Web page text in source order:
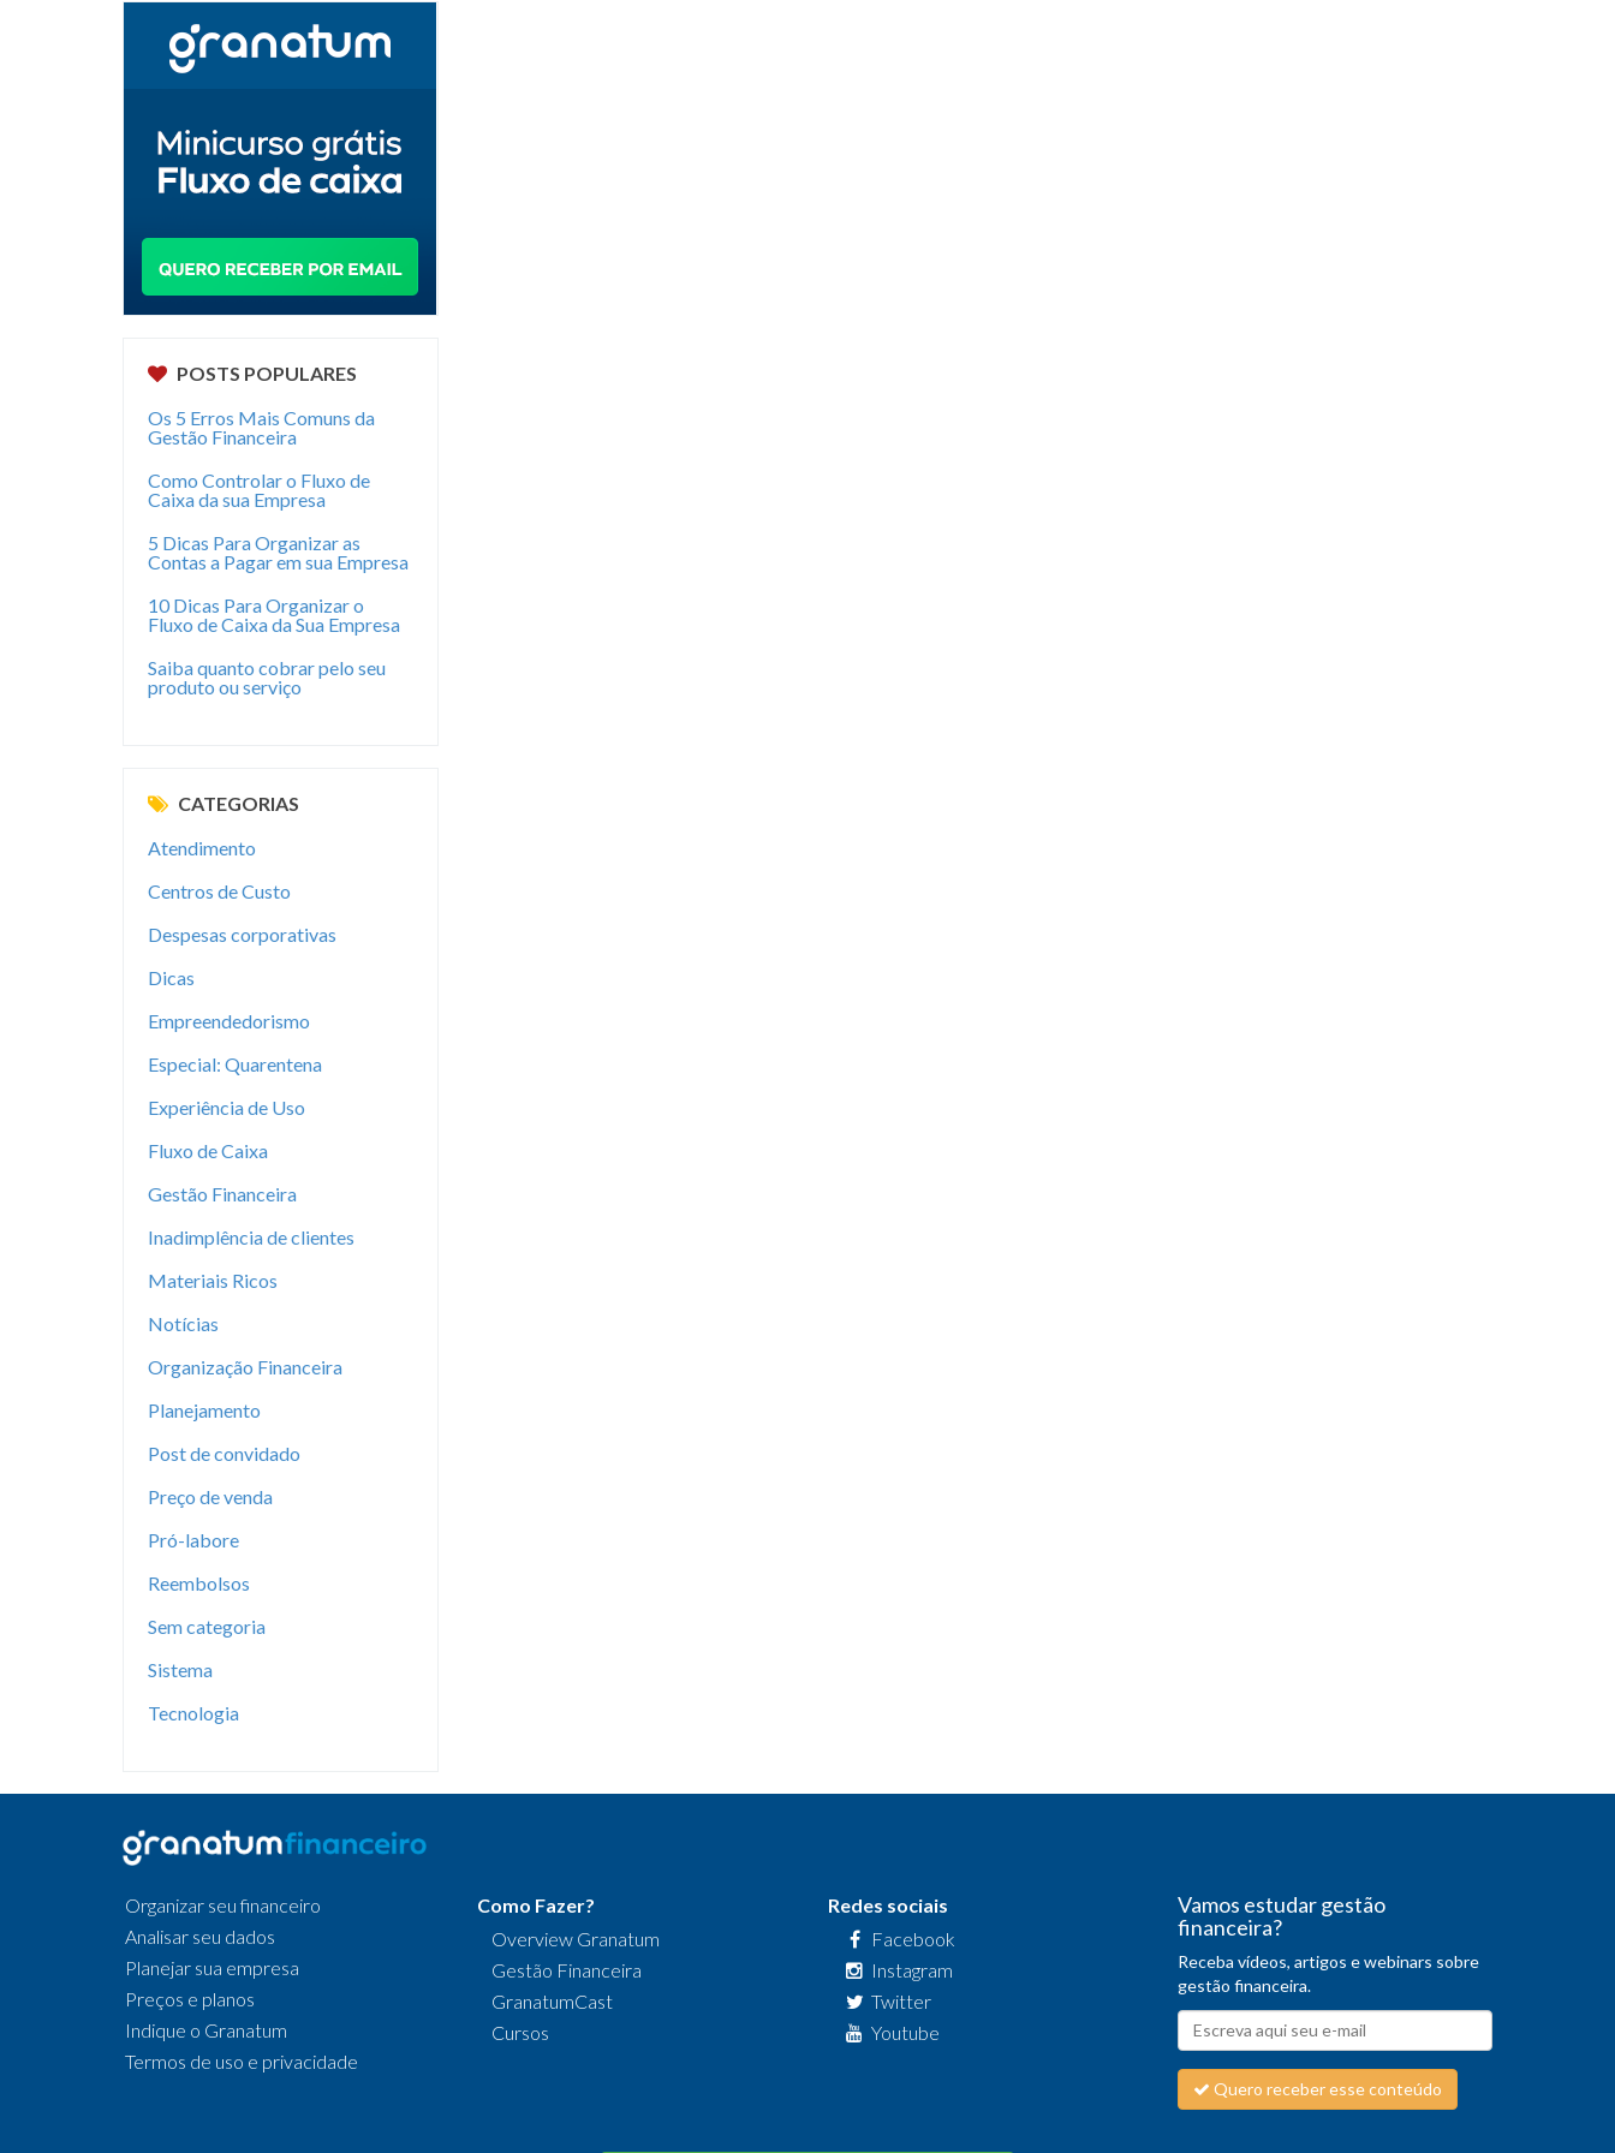
POSTS POPULARES
Os 5 Erros Mais Comuns da
Gestão Financeira
Como Controlar o Fluxo de
Caixa da sua Empresa
5 Dicas Para Organizar as
Contas a Pagar em sua Empresa
10 Dicas Para Organizar o
Fluxo de Caixa da Sua Empresa
Saiba quanto cobrar pelo seu
produto ou serviço
CATEGORIAS
Atendimento
Centros de Custo
Despesas corporativas
Dicas
Empreendedorismo
Especial: Quarentena
Experiência de Uso
Fluxo de Caixa
Gestão Financeira
Inadimplência de clientes
Materiais Ricos
Notícias
Organização Financeira
Planejamento
Post de convidado
Preço de venda
Pró-labore
Reembolsos
Sem categoria
Sistema
Tecnologia
Organizar seu financeiro
Analisar seu dados
Planejar sua empresa
Preços e planos
Indique o Granatum
Termos de uso e privacidade
Como Fazer?
Overview Granatum
Gestão Financeira
GranatumCast
Cursos
Redes sociais
Facebook
Instagram
Twitter
Youtube
Vamos estudar gestão
financeira?
Receba vídeos, artigos e webinars sobre
gestão financeira.
Quero receber esse conteúdo